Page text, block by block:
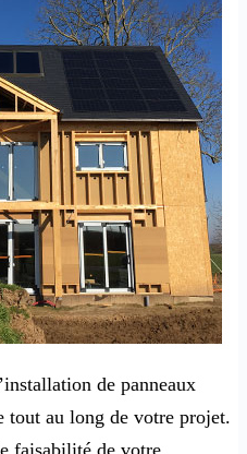
de panneaux
tout au long de votre projet.
faisabilité de votre